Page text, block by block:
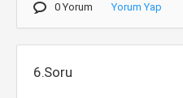
0 Yorum Yorum Yap
6.Soru